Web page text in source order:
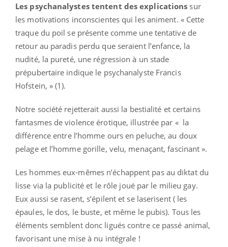
Les psychanalystes tentent des explications sur
les motivations inconscientes qui les animent. « Cette
traque du poil se présente comme une tentative de
retour au paradis perdu que seraient l’enfance, la
nudité, la pureté, une régression à un stade
prépubertaire indique le psychanalyste Francis
Hofstein, » (1).
Notre société rejetterait aussi la bestialité et certains
fantasmes de violence érotique, illustrée par « la
différence entre l’homme ours en peluche, au doux
pelage et l’homme gorille, velu, menaçant, fascinant ».
Les hommes eux-mêmes n’échappent pas au diktat du
lisse via la publicité et le rôle joué par le milieu gay.
Eux aussi se rasent, s’épilent et se laserisent ( les
épaules, le dos, le buste, et même le pubis). Tous les
éléments semblent donc ligués contre ce passé animal,
favorisant une mise à nu intégrale !